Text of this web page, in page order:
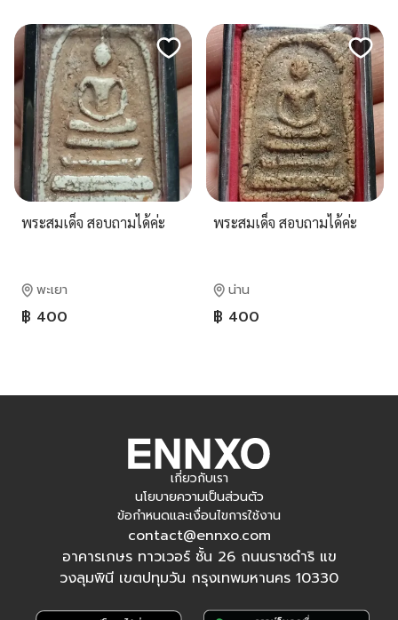
พระสมเด็จ สอบถามได้ค่ะ
พะเยา
฿ 400
พระสมเด็จ สอบถามได้ค่ะ
น่าน
฿ 400
เกี่ยวกับเรา
นโยบายความเป็นส่วนตัว
ข้อกำหนดและเงื่อนไขการใช้งาน
contact@ennxo.com
อาคารเกษร ทาวเวอร์ ชั้น 26 ถนนราชดำริ แข
วงลุมพินี เขตปทุมวัน กรุงเทพมหานคร 10330